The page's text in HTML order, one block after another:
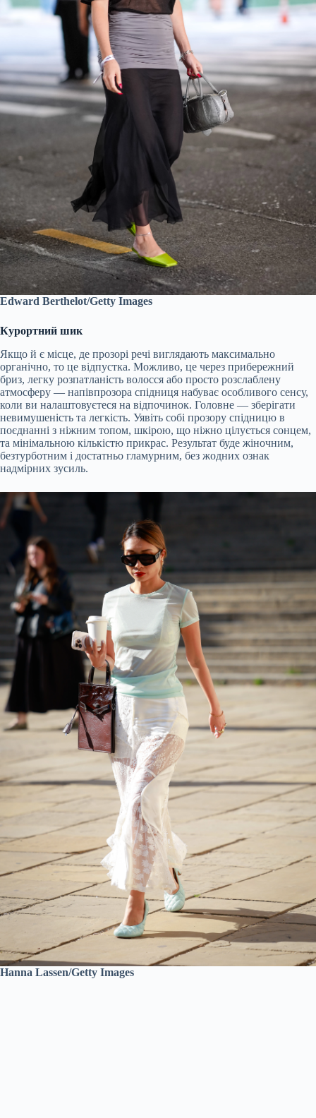
Edward Berthelot/Getty Images
Курортний шик
Якщо й є місце, де прозорі речі виглядають максимально
органічно, то це відпустка. Можливо, це через прибережний
бриз, легку розпатланість волосся або просто розслаблену
атмосферу — напівпрозора спідниця набуває особливого сенсу,
коли ви налаштовуєтеся на відпочинок. Головне — зберігати
невимушеність та легкість. Уявіть собі прозору спідницю в
поєднанні з ніжним топом, шкірою, що ніжно цілується сонцем,
та мінімальною кількістю прикрас. Результат буде жіночним,
безтурботним і достатньо гламурним, без жодних ознак
надмірних зусиль.
Hanna Lassen/Getty Images